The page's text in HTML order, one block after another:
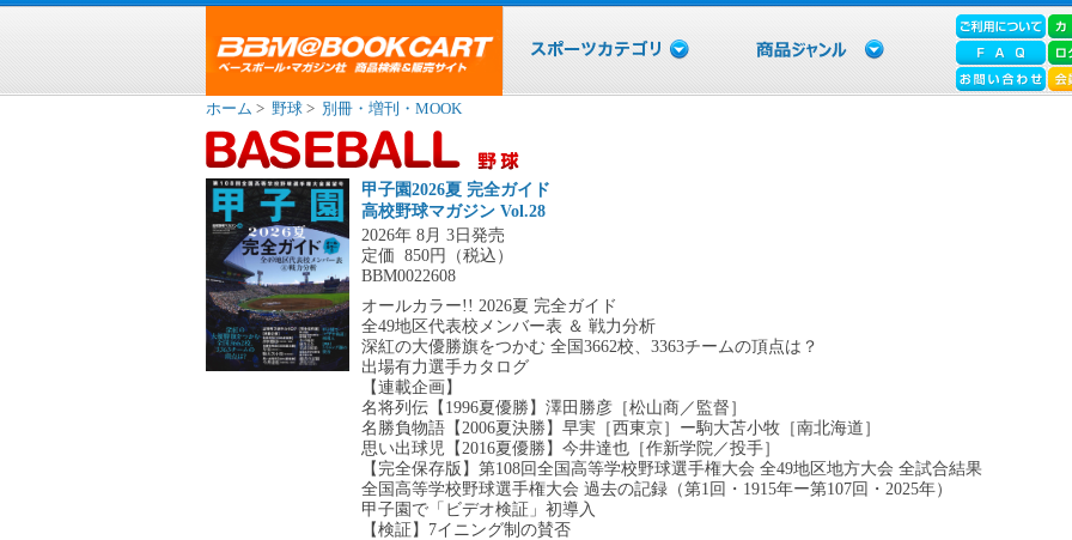
ホーム > 野球 > 別冊・増刊・MOOK
甲子園2026夏 完全ガイド
高校野球マガジン Vol.28
2026年 8月 3日発売
定価 850円（税込）
BBM0022608
オールカラー!! 2026夏 完全ガイド
全49地区代表校メンバー表 ＆ 戦力分析
深紅の大優勝旗をつかむ 全国3662校、3363チームの頂点は？
出場有力選手カタログ
【連載企画】
名将列伝【1996夏優勝】澤田勝彦［松山商／監督］
名勝負物語【2006夏決勝】早実［西東京］ー駒大苫小牧［南北海道］
思い出球児【2016夏優勝】今井達也［作新学院／投手］
【完全保存版】第108回全国高等学校野球選手権大会 全49地区地方大会 全試合結果
全国高等学校野球選手権大会 過去の記録（第1回・1915年ー第107回・2025年）
甲子園で「ビデオ検証」初導入
【検証】7イニング制の賛否